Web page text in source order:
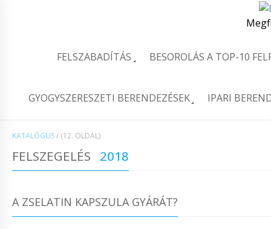
FELSZABADÍTÁS BESOROLÁS A TOP-10
GYOGYSZERESZETI BERENDEZÉSEK IPARI
KATALÓGUS/ (12. OLDAL)
FELSZEGELÉS 2018
A ZSELATIN KAPSZULA GYÁRÁT?